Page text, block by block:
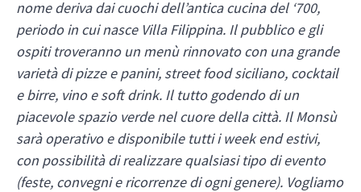
nome deriva dai cuochi dell’antica cucina del ‘700,
periodo in cui nasce Villa Filippina. Il pubblico e gli
ospiti troveranno un menù rinnovato con una grande
varietà di pizze e panini, street food siciliano, cocktail
e birre, vino e soft drink. Il tutto godendo di un
piacevole spazio verde nel cuore della città. Il Monsù
sarà operativo e disponibile tutti i week end estivi,
con possibilità di realizzare qualsiasi tipo di evento
(feste, convegni e ricorrenze di ogni genere). Vogliamo